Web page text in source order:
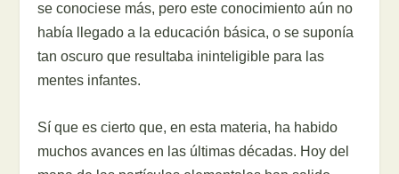
se conociese más, pero este conocimiento aún no
había llegado a la educación básica, o se suponía
tan oscuro que resultaba ininteligible para las
mentes infantes.
Sí que es cierto que, en esta materia, ha habido
muchos avances en las últimas décadas. Hoy del